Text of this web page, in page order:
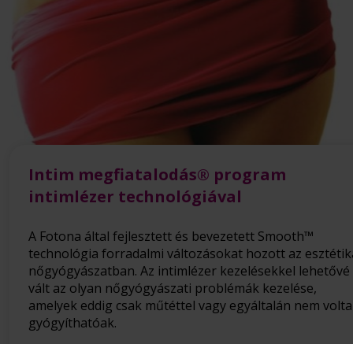
Intim megfiatalodás® program
intimlézer technológiával
A Fotona által fejlesztett és bevezetett Smooth™
technológia forradalmi változásokat hozott az
nőgyógyászatban. Az intimlézer kezelésekkel lehetővé
vált az olyan nőgyógyászati problémák kezelése,
amelyek eddig csak műtéttel vagy egyáltalán nem
gyógyíthatóak.